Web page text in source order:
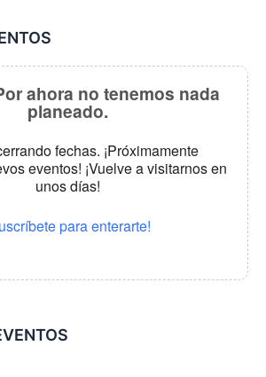
ahora no tenemos nada
planeado.
fechas. ¡Próximamente
eventos! ¡Vuelve a visitarnos en
unos días!
para enterarte!